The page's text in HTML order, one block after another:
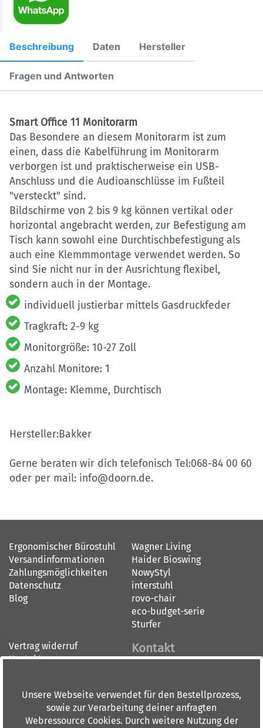
Beschreibung Daten Hersteller
Fragen und Antworten
Smart Office 11 Monitorarm
Das Besondere an diesem Monitorarm ist zum
einen, dass die Kabelführung im Monitorarm
verborgen ist und praktischerweise ein USB-
Anschluss und die Audioanschlüsse im Fußteil
"versteckt" sind.
Bildschirme von 2 bis 9 kg können vertikal oder
horizontal angebracht werden, zur Befestigung am
Tisch kann sowohl eine Durchtischbefestigung als
auch eine Klemmmontage verwendet werden. So
sind Sie nicht nur in der Ausrichtung flexibel,
sondern auch in der Montage.
individuell justierbar mittels Gasdruckfeder
Tragkraft: 2-9 kg
Monitorgröße: 10-27 Zoll
Anzahl Monitore: 1
Montage: Klemme, Durchtisch
Hersteller:Bakker
Gerne beraten wir dich telefonisch Tel:068-84 00 60
oder per mail: info@doorn.de.
Ergonomischer Bürostuhl
Versandinformationen
Zahlungsmöglichkeiten
Datenschutz
Blog
Wagner Living
Haider Bioswing
NowyStyl
interstuhl
rovo-chair
eco-budget-serie
Sturfer
Vertrag widerruf
Kontakt
Widerrufsbelehrung
Kontakt
BÜRO-CENTER RHEIN-MAIN
Dieburger Straße 36
60386 Frankfurt am Main
Unsere Webseite verwendet für den Bestellprozess,
sowie zur Verarbeitung deiner anfragten
Webressource Cookies. Durch weitere Nutzung der